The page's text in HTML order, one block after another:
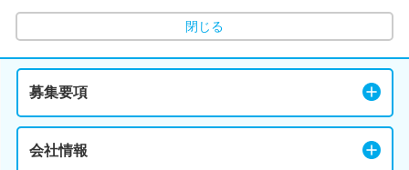
閉じる
募集要項
会社情報